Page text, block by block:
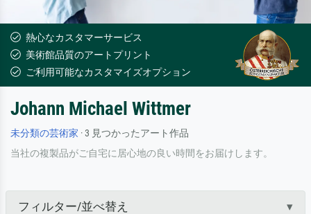
熱心なカスタマーサービス
美術館品質のアートプリント
ご利用可能なカスタマイズオプション
Johann Michael Wittmer
未分類の芸術家 · 3 見つかったアート作品
当社の複製品がご自宅に居心地の良い時間をお届けします。
フィルター/並べ替え